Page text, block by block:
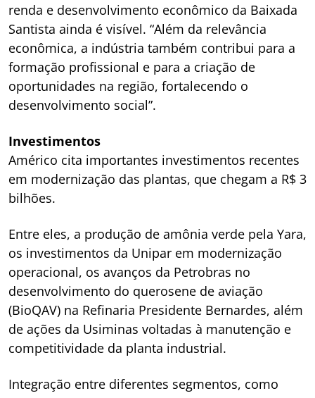
renda e desenvolvimento econômico da Baixada
Santista ainda é visível. “Além da relevância
econômica, a indústria também contribui para a
formação profissional e para a criação de
oportunidades na região, fortalecendo o
desenvolvimento social”.
Investimentos
Américo cita importantes investimentos recentes
em modernização das plantas, que chegam a R$ 3
bilhões.
Entre eles, a produção de amônia verde pela Yara,
os investimentos da Unipar em modernização
operacional, os avanços da Petrobras no
desenvolvimento do querosene de aviação
(BioQAV) na Refinaria Presidente Bernardes, além
de ações da Usiminas voltadas à manutenção e
competitividade da planta industrial.
Integração entre diferentes segmentos, como